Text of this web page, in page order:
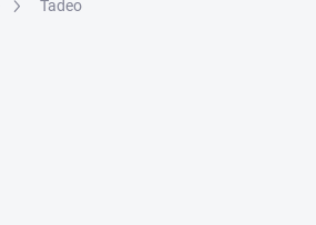
Tadeo